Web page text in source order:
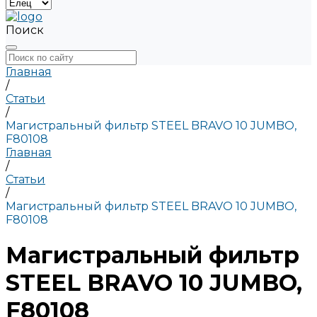
Поиск
Главная
/
Статьи
/
Магистральный фильтр STEEL BRAVO 10 JUMBO,
F80108
Главная
/
Статьи
/
Магистральный фильтр STEEL BRAVO 10 JUMBO,
F80108
Магистральный фильтр
STEEL BRAVO 10 JUMBO,
F80108